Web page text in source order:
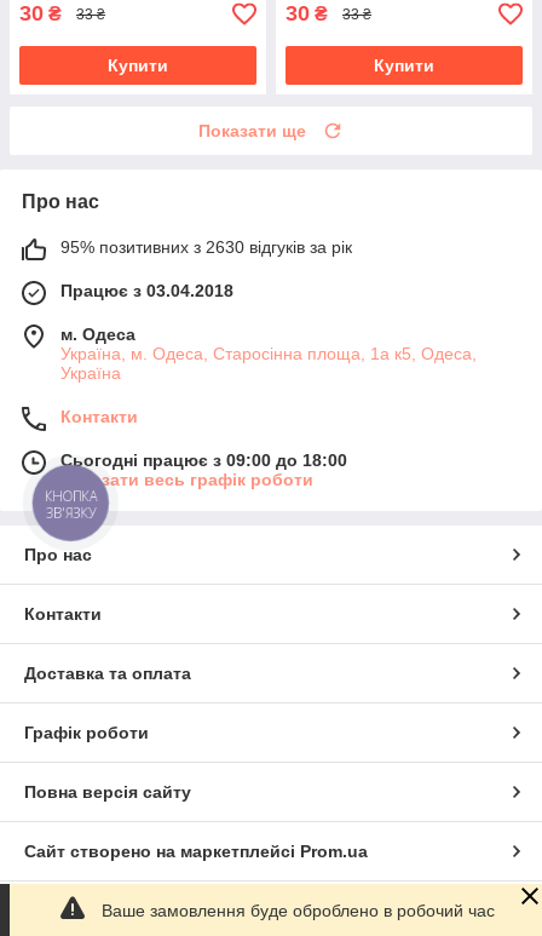
30 ₴ 33 ₴
Купити
30 ₴ 33 ₴
Купити
Показати ще
Про нас
95% позитивних з 2630 відгуків за рік
Працює з 03.04.2018
м. Одеса
Україна, м. Одеса, Старосінна площа, 1а к5, Одеса,
Україна
Контакти
Сьогодні працює з 09:00 до 18:00
Показати весь графік роботи
Про нас
Контакти
Доставка та оплата
Графік роботи
Повна версія сайту
Сайт створено на маркетплейсі Prom.ua
Політика конфіденційності
Ваше замовлення буде оброблено в робочий час
КНОПКА
ЗВ'ЯЗКУ